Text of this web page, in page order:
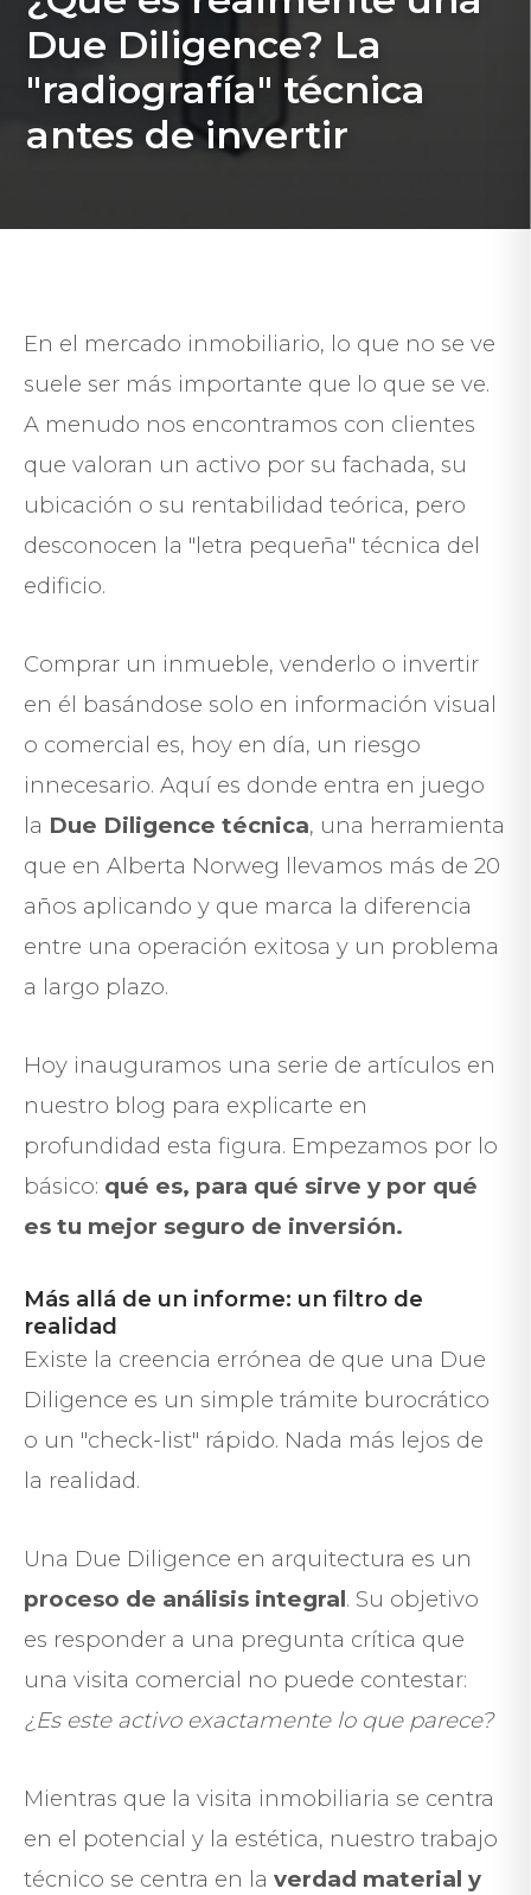
Due Diligence? La
"radiografía" técnica
antes de invertir
En el mercado inmobiliario, lo que no se ve
suele ser más importante que lo que se ve.
A menudo nos encontramos con clientes
que valoran un activo por su fachada, su
ubicación o su rentabilidad teórica, pero
desconocen la "letra pequeña" técnica del
edificio.
Comprar un inmueble, venderlo o invertir
en él basándose solo en información visual
o comercial es, hoy en día, un riesgo
innecesario. Aquí es donde entra en juego
la Due Diligence técnica, una herramienta
que en Alberta Norweg llevamos más de 20
años aplicando y que marca la diferencia
entre una operación exitosa y un problema
a largo plazo.
Hoy inauguramos una serie de artículos en
nuestro blog para explicarte en
profundidad esta figura. Empezamos por lo
básico: qué es, para qué sirve y por qué
es tu mejor seguro de inversión.
Más allá de un informe: un filtro de
realidad
Existe la creencia errónea de que una Due
Diligence es un simple trámite burocrático
o un "check-list" rápido. Nada más lejos de
la realidad.
Una Due Diligence en arquitectura es un
proceso de análisis integral. Su objetivo
es responder a una pregunta crítica que
una visita comercial no puede contestar:
¿Es este activo exactamente lo que parece?
Mientras que la visita inmobiliaria se centra
en el potencial y la estética, nuestro trabajo
técnico se centra en la verdad material y